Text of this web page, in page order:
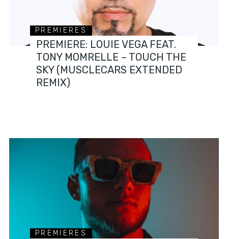
PREMIERES
PREMIERE: LOUIE VEGA FEAT.
TONY MOMRELLE – TOUCH THE
SKY (MUSCLECARS EXTENDED
REMIX)
PREMIERES